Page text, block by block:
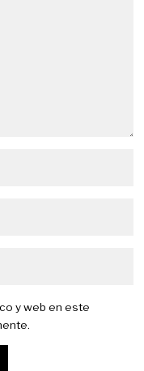
y web en este